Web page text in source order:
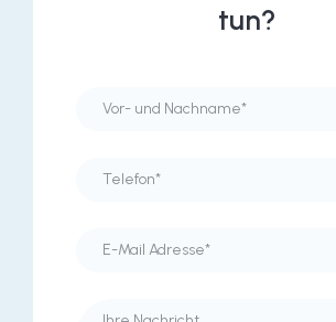
tun?